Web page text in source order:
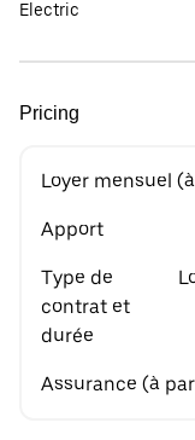
Electric
Pricing
Loyer mensuel
Apport
Type de
contrat et
durée
Assurance (à